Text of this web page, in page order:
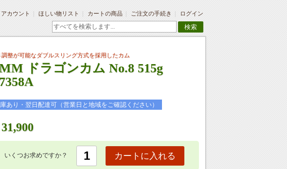
カウント ほしい物リスト カートの商品 ご注文の手続き ログイン
検索
調整が可能なダブルスリング方式を採用したカム
ドラゴンカム No.8 515g
あり・翌日配達可（営業日と地域をご確認ください）
31,900
いくつお求めですか？ カートに入れる